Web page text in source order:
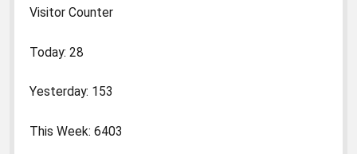
Visitor Counter
Today: 28
Yesterday: 153
This Week: 6403